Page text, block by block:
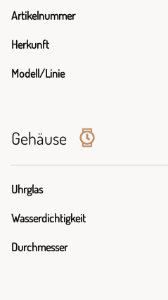
Artikelnummer
Herkunft
Modell/Linie
Gehäuse
Uhrglas
Wasserdichtigkeit
Durchmesser